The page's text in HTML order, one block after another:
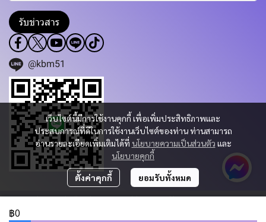
฿0
เว็บไซต์นี้มีการใช้งานคุกกี้ เพื่อเพิ่มประสิทธิภาพและ
ประสบการณ์ที่ดีในการใช้งานเว็บไซต์ของท่าน ท่านสามารถ
อ่านรายละเอียดเพิ่มเติมได้ที่ นโยบายความเป็นส่วนตัว และ
นโยบายคุกกี้
ตั้งค่าคุกกี้ ยอมรับทั้งหมด
รับข่าวสาร
@kbm51
Copyright 2023 | All Rights Reserved | Powered by KBM PART & TRADING